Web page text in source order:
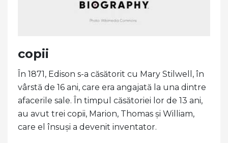
copii
În 1871, Edison s-a căsătorit cu Mary Stilwell, în
vârstă de 16 ani, care era angajată la una dintre
afacerile sale. În timpul căsătoriei lor de 13 ani,
au avut trei copii, Marion, Thomas și William,
care el însuși a devenit inventator.